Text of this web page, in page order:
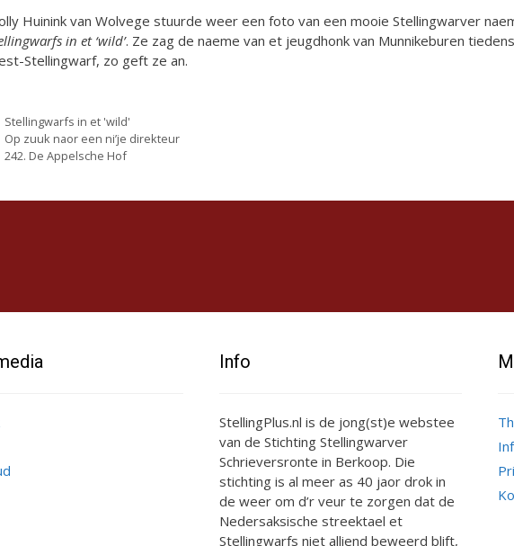
Huinink van Wolvege stuurde weer een foto van een mooie Stellingwarver
in et ‘wild’. Ze zag de naeme van et jeugdhonk van Munnikeburen
Stellingwarf, zo geft ze an.
Categorieën
Stellingwarfs in et 'wild'
Op zuuk naor een ni’je direkteur
242. De Appelsche Hof
Info
StellingPlus.nl is de jong(st)e webstee
van de Stichting Stellingwarver
Schrieversronte in Berkoop. Die
stichting is al meer as 40 jaor drok in
de weer om d’r veur te zorgen dat de
Nedersaksische streektael et
Stellingwarfs niet alliend beweerd blift,